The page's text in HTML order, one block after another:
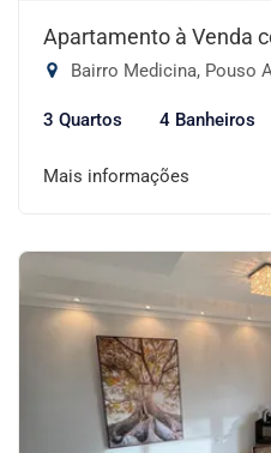
Apartamento à Venda
Bairro Medicina, Pouso
3 Quartos 4 Banheiros
Mais informações